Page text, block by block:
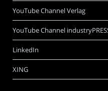
YouTube Channel Verlag
YouTube Channel
LinkedIn
XING